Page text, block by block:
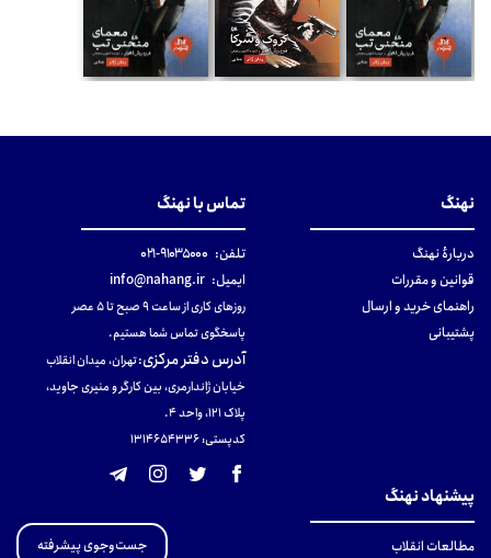
نهنگ
دربارهٔ نهنگ
قوانین و مقررات
راهنمای خرید و ارسال
پشتیبانی
تماس با نهنگ
تلفن: ۹۱۰۳۵۰۰۰-۰۲۱
ایمیل: info@nahang.ir
روزهای کاری از ساعت ۹ صبح تا ۵ عصر
پاسخگوی تماس شما هستیم.
آدرس دفتر مرکزی:تهران، میدان انقلاب
خیابان ژاندارمری، بین کارگر و منیری جاوید،
پلاک 121، واحد ۴.
کدپستی: 131465433۶
پیشنهاد نهنگ
مطالعات انقلاب
جست‌وجوی پیشرفته